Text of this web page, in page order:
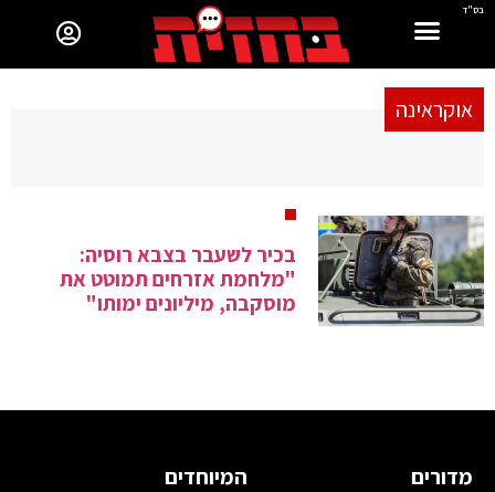
בס"ד
אוקראינה
בכיר לשעבר בצבא רוסיה:
"מלחמת אזרחים תמוטט את
מוסקבה, מיליונים ימותו"
מדורים המיוחדים